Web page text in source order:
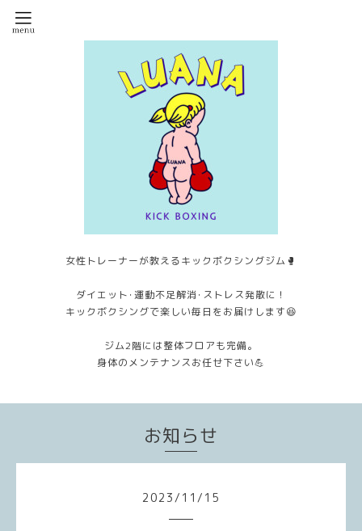
女性トレーナーが教えるキックボクシングジム🥊
ダイエット･運動不足解消･ストレス発散に！
キックボクシングで楽しい毎日をお届けします😆
ジム2階には整体フロアも完備。
身体のメンテナンスお任せ下さい💪
お知らせ
2023/ 11 / 15